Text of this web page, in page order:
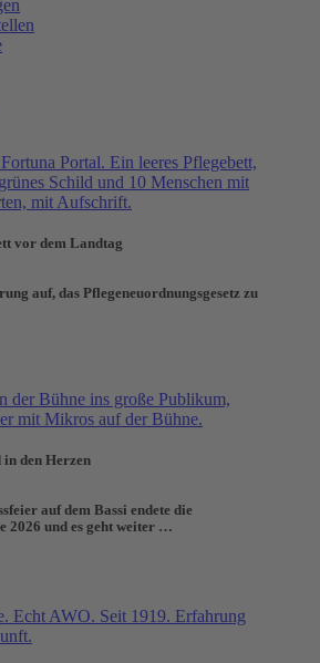
vor dem Landtag
auf, das Pflegeneuordnungsgesetz zu
in den Herzen
auf dem Bassi endete die
2026 und es geht weiter …